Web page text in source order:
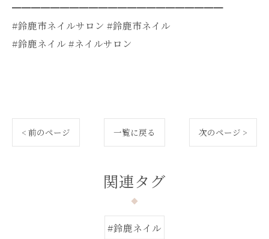
━━━━━━━━━━━━━━━━━━━━━━
#鈴鹿市ネイルサロン #鈴鹿市ネイル
#鈴鹿ネイル #ネイルサロン
< 前のページ 一覧に戻る 次のページ >
関連タグ
#鈴鹿ネイル